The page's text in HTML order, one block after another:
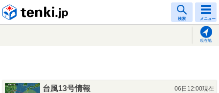
検索 メニュー
現在地
台風13号情報
06日12:00現在